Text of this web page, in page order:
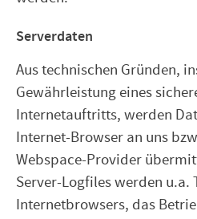
Serverdaten
Aus technischen Gründen,
Gewährleistung eines
Internetauftritts, werden
Internet-Browser an uns
Webspace-Provider
Server-Logfiles werden u.a.
Internetbrowsers, das